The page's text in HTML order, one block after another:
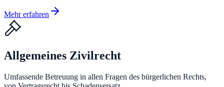
Mehr erfahren
Allgemeines Zivilrecht
Umfassende Betreuung in allen Fragen des bürgerlichen Rechts,